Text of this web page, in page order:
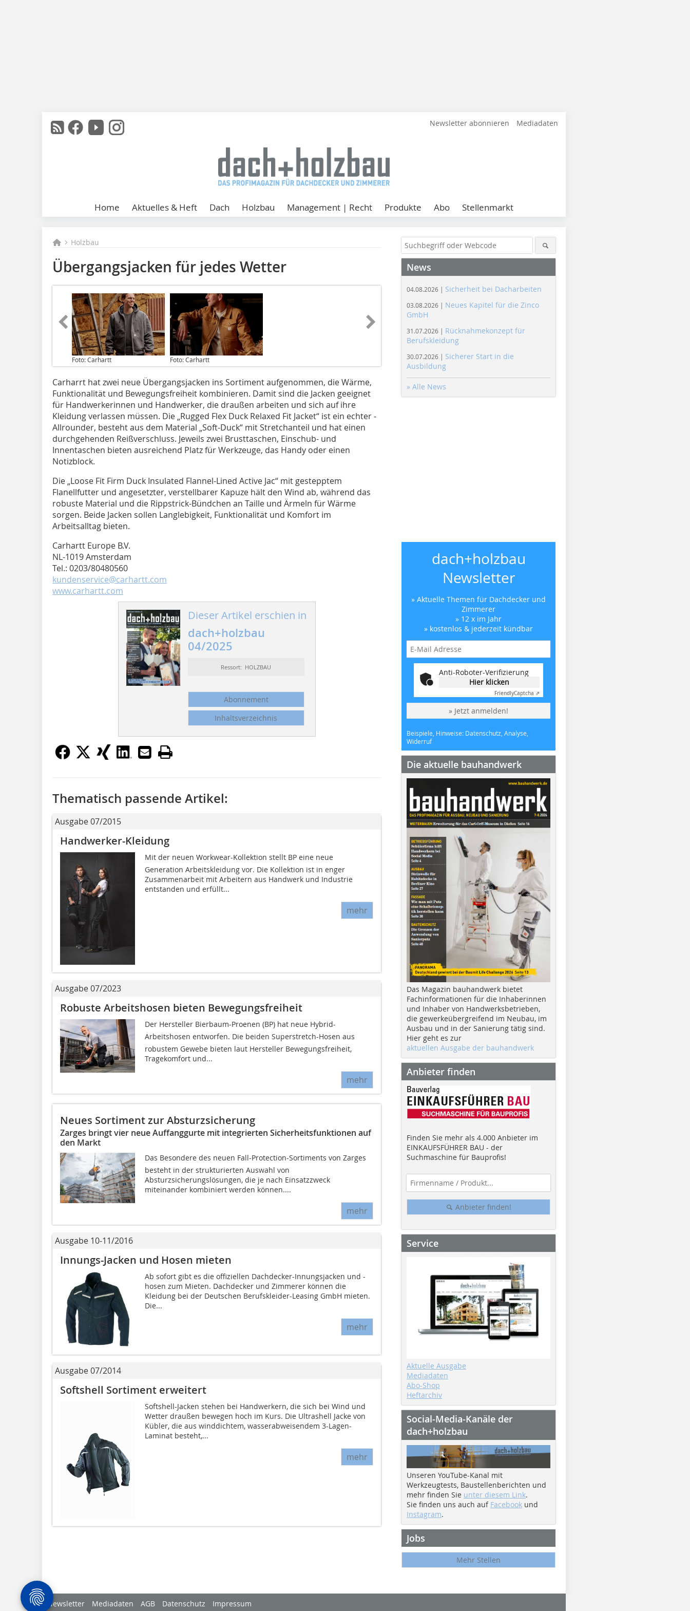
Newsletter abonnieren Mediadaten
Home Aktuelles & Heft Dach Holzbau Management | Recht Produkte Abo Stellenmarkt
Holzbau
Übergangsjacken für jedes Wetter
Foto: Carhartt Foto: Carhartt
Carharrt hat zwei neue Übergangsjacken ins Sortiment aufgenommen, die Wärme,
Funktionalität und Bewegungsfreiheit kombinieren. Damit sind die Jacken geeignet
für Handwerkerinnen und Handwerker, die draußen arbeiten und sich auf ihre
Kleidung verlassen müssen. Die „Rugged Flex Duck Relaxed Fit Jacket“ ist ein echter ­
Allrounder, besteht aus dem Material „Soft-Duck“ mit Stretchanteil und hat einen
durchgehenden Reißverschluss. Jeweils zwei Brusttaschen, Einschub- und
Innentaschen bieten ausreichend Platz für Werkzeuge, das Handy oder einen
Notizblock.
Die „Loose Fit Firm Duck Insulated Flannel-Lined Active Jac“ mit gestepptem
Flanellfutter und angesetzter, verstellbarer Kapuze hält den Wind ab, während das
robuste Material und die Rippstrick-Bündchen an Taille und Ärmeln für Wärme
sorgen. Beide Jacken sollen Langlebigkeit, Funktionalität und Komfort im
Arbeitsalltag bieten.
Carhartt Europe B.V.
NL-1019 Amsterdam
Tel.: 0203/80480560
kundenservice@carhartt.com
www.carhartt.com
Dieser Artikel erschien in
dach+holzbau
04/2025
Ressort: HOLZBAU
Abonnement
Inhaltsverzeichnis
Thematisch passende Artikel:
Ausgabe 07/2015
Handwerker-Kleidung
Mit der neuen Workwear-Kollektion stellt BP eine neue
Generation Arbeitskleidung vor. Die Kollektion ist in enger
Zusammenarbeit mit Arbeitern aus Handwerk und Industrie
entstanden und erfüllt...
mehr
Ausgabe 07/2023
Robuste Arbeitshosen bieten Bewegungsfreiheit
Der Hersteller Bierbaum-Proenen (BP) hat neue Hybrid-
Arbeitshosen entworfen. Die beiden Superstretch-Hosen aus
robustem Gewebe bieten laut Hersteller Bewegungsfreiheit,
Tragekomfort und...
mehr
Neues Sortiment zur Absturzsicherung
Zarges bringt vier neue Auffanggurte mit integrierten Sicherheitsfunktionen auf
den Markt
Das Besondere des neuen Fall-Protection-Sortiments von Zarges
besteht in der strukturierten Auswahl von
Absturzsicherungslösungen, die je nach Einsatzzweck
miteinander kombiniert werden können....
mehr
Ausgabe 10-11/2016
Innungs-Jacken und Hosen mieten
Ab sofort gibt es die offiziellen Dachdecker-Innungsjacken und -
hosen zum Mieten. Dachdecker und Zimmerer können die
Kleidung bei der Deutschen Berufskleider-Leasing GmbH mieten.
Die...
mehr
Ausgabe 07/2014
Softshell Sortiment erweitert
Softshell-Jacken stehen bei Handwerkern, die sich bei Wind und
Wetter draußen bewegen hoch im Kurs. Die Ultrashell Jacke von
Kübler, die aus winddichtem, wasserabweisendem 3-Lagen-
Laminat besteht,...
mehr
News
04.08.2026 | Sicherheit bei Dacharbeiten
03.08.2026 | Neues Kapitel für die Zinco
GmbH
31.07.2026 | Rücknahmekonzept für
Berufskleidung
30.07.2026 | Sicherer Start in die
Ausbildung
» Alle News
dach+holzbau
Newsletter
» Aktuelle Themen für Dachdecker und
Zimmerer
» 12 x im Jahr
» kostenlos & jederzeit kündbar
Anti-Roboter-Verifizierung
Hier klicken
FriendlyCaptcha ⇗
» Jetzt anmelden!
Beispiele, Hinweise: Datenschutz, Analyse,
Widerruf
Die aktuelle bauhandwerk
Das Magazin bauhandwerk bietet
Fachinformationen für die Inhaberinnen
und Inhaber von Handwerksbetrieben,
die gewerkeübergreifend im Neubau, im
Ausbau und in der Sanierung tätig sind.
Hier geht es zur
aktuellen Ausgabe der bauhandwerk
Anbieter finden
Finden Sie mehr als 4.000 Anbieter im
EINKAUFSFÜHRER BAU - der
Suchmaschine für Bauprofis!
Anbieter finden!
Service
Aktuelle Ausgabe
Mediadaten
Abo-Shop
Heftarchiv
Social-Media-Kanäle der
dach+holzbau
Unseren YouTube-Kanal mit
Werkzeugtests, Baustellenberichten und
mehr finden Sie unter diesem Link.
Sie finden uns auch auf Facebook und
Instagram.
Jobs
Mehr Stellen
Newsletter Mediadaten AGB Datenschutz Impressum